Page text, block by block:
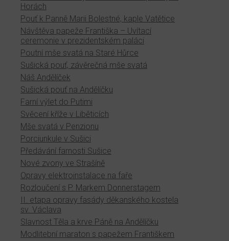
Horách
Pouť k Panně Marii Bolestné, kaple Vatětice
Návštěva papeže Františka – Uvítací
ceremonie v prezidentském paláci
Poutní mše svatá na Staré Hůrce
Sušická pouť, závěrečná mše svatá
Náš Andělíček
Sušická pouť na Andělíčku
Farní výlet do Putimi
Svěcení kříže v Liběticích
Mše svatá v Penzionu
Porciunkule v Sušici
Předávání farnosti Sušice
Nové zvony ve Strašíně
Opravy elektroinstalace na faře
Rozloučení s P. Markem Donnerstagem
II. etapa opravy fasády děkanského kostela
sv. Václava
Slavnost Těla a krve Páně na Andělíčku
Modlitební maraton s papežem Františkem